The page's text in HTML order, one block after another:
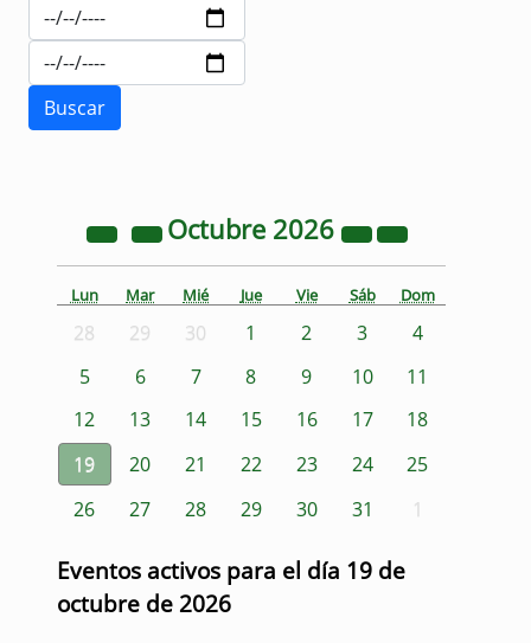
Octubre 2026
Lun Mar Mié Jue Vie Sáb Dom
28 29 30 1 2 3
4
5
6 7 8 9 10
11
12
13 14 15 16 17
18
19
20 21 22 23 24
25
26
27 28 29 30 31 1
Eventos activos para el día 19 de
octubre de 2026